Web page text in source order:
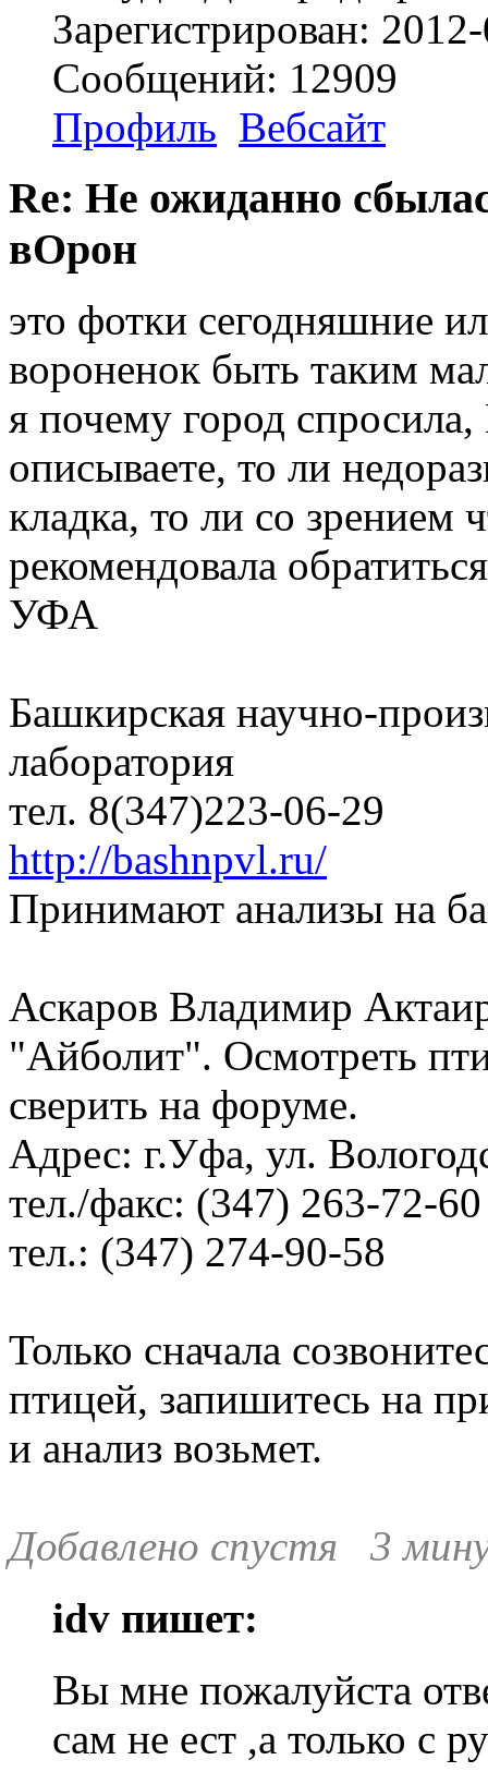
Зарегистрирован:
Сообщений: 12909
Профиль Вебсайт
Re: Не ожиданно
вОрон
это фотки сегодняшние
вороненок быть таким
я почему город
описываете, то ли
кладка, то ли со зрением
рекомендовала
УФА
Башкирская научно-
лаборатория
тел. 8(347)223-06-29
http://bashnpvl.ru/
Принимают анализы на
Аскаров Владимир
"Айболит". Осмотреть
сверить на форуме.
Адрес: г.Уфа, ул.
тел./факс: (347) 263-72-60
тел.: (347) 274-90-58
Только сначала
птицей, запишитесь на
и анализ возьмет.
Добавлено спустя 3
idv пишет:
Вы мне пожалуйста
сам не ест ,а только с